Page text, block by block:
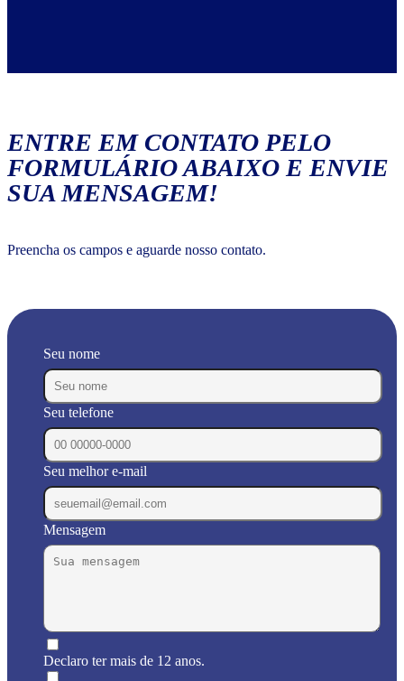
ENTRE EM CONTATO PELO
FORMULÁRIO ABAIXO E ENVIE
SUA MENSAGEM!
Preencha os campos e aguarde nosso contato.
Seu nome
Seu telefone
Seu melhor e-mail
Mensagem
Declaro ter mais de 12 anos.